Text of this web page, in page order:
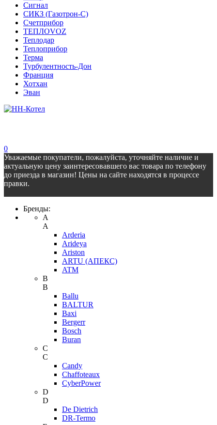
Сигнал
СИКЗ (Газотрон-С)
Счетприбор
ТЕПЛОVOZ
Теплодар
Теплоприбор
Терма
Турбулентность-Дон
Франция
Хотхан
Эван
0
Уважаемые покупатели, пожалуйста, уточняйте наличие и
актуальную цену заинтересовавшего вас товара по телефону
до приезда в магазин! Цены на сайте находятся в процессе
правки.
Бренды:
A
A
Arderia
Arideya
Ariston
ARTU (АПЕКС)
ATM
B
B
Ballu
BALTUR
Baxi
Bergerr
Bosch
Buran
C
C
Candy
Chaffoteaux
CyberPower
D
D
De Dietrich
DR-Termo